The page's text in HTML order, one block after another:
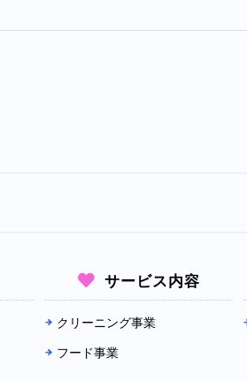
サービス内容
クリーニング事業
フード事業